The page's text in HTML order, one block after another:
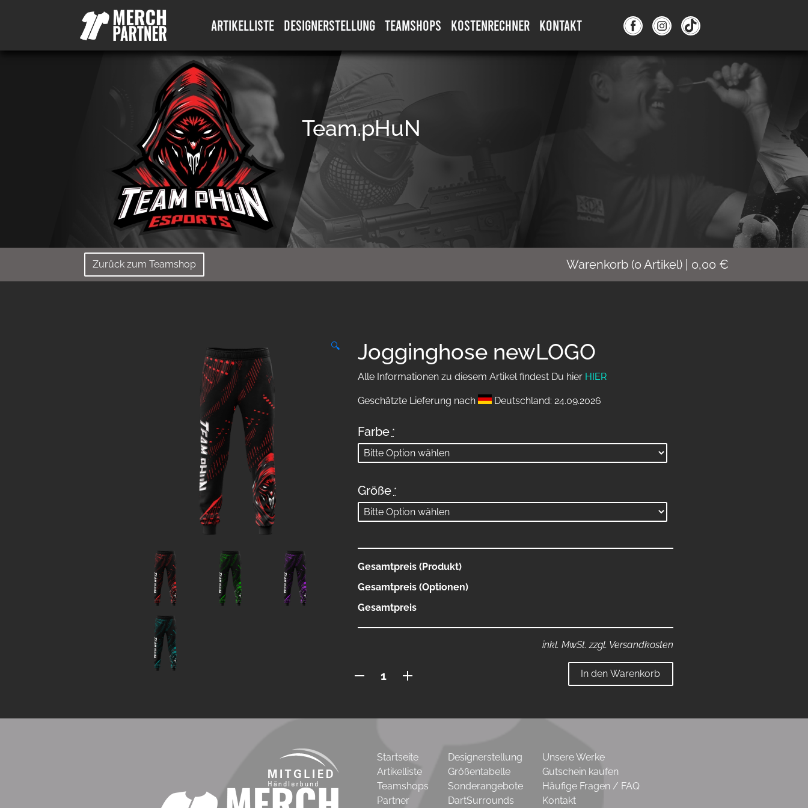
ARTIKELLISTE DESIGNERSTELLUNG TEAMSHOPS KOSTENRECHNER KONTAKT
Team.pHuN
Zurück zum Teamshop Warenkorb (0 Artikel) 0,00 €
🔍 Jogginghose newLOGO
Alle Informationen zu diesem Artikel findest Du hier HIER
Geschätzte Lieferung nach Deutschland: 24.09.2026
Farbe *
Größe *
Gesamtpreis (Produkt)
Gesamtpreis (Optionen)
Gesamtpreis
inkl. MwSt. zzgl. Versandkosten
Jogginghose
newLOGO
In den Warenkorb
Startseite
Artikelliste
Teamshops
Partner
Designerstellung
Größentabelle
Sonderangebote
DartSurrounds
Unsere Werke
Gutschein kaufen
Häufige Fragen / FAQ
Kontakt